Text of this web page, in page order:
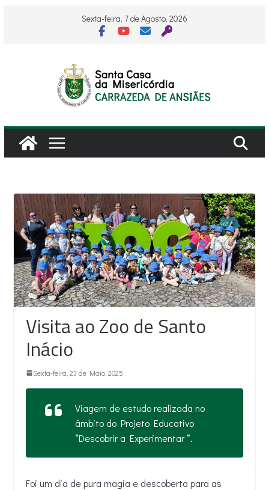
Sexta-feira, 7 de Agosto, 2026
Visita ao Zoo de Santo
Inácio
Sexta-feira, 23 de Maio, 2025
Viagem de estudo realizada no
âmbito do Projeto Educativo
“Descobrir a Experimentar “.
Foi um dia de pura magia e descoberta para as